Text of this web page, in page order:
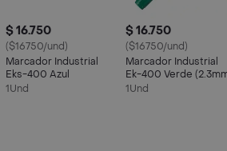
$ 16.750
($16750/und)
Marcador Industrial
Eks-400 Azul
1Und
$ 16.750
($16750/und)
Marcador Industrial
Ek-400 Verde
1Und